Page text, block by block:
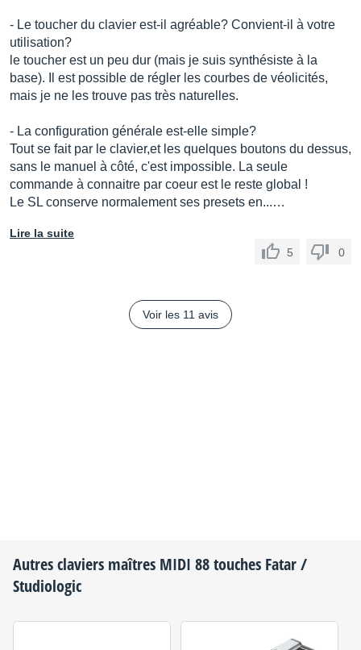
- Le toucher du clavier est-il agréable? Convient-il à votre
utilisation?
le toucher est un peu dur (mais je suis synthésiste à la
base). Il est possible de régler les courbes de véolicités,
mais je ne les trouve pas très naturelles.
- La configuration générale est-elle simple?
Tout se fait par le clavier,et les quelques boutons du dessus,
sans le manuel à côté, c'est impossible. La seule
commande à connaitre par coeur est le reste global !
Le SL conserve normalement ses presets en...…
Lire la suite
5
0
Voir les 11 avis
Autres claviers maîtres MIDI 88 touches Fatar /
Studiologic